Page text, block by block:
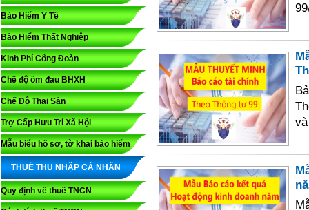
Bảo Hiểm Y Tế
Bảo Hiểm Thất Nghiệp
Kinh Phí Công Đoàn
Chế độ ốm đau BHXH
Chế Độ Thai Sản
Trợ Cấp Hưu Trí Xã Hội
Mẫu biểu hồ sơ, tờ khai bảo hiểm
THUẾ THU NHẬP CÁ NHÂN
Quy định về thuế TNCN